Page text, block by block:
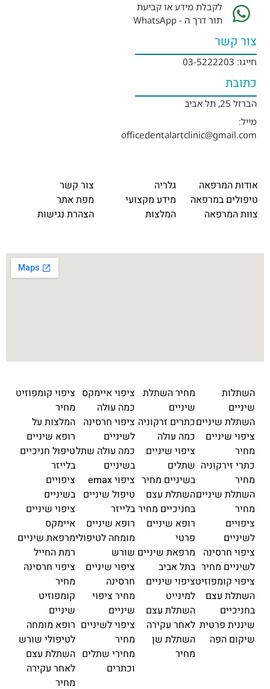
לקבלת מידע או קביעת
תור דרך ה - WhatsApp
צור קשר
חייגו: 03-5222203
כתובת
הברזל 25, תל אביב
מייל:
officedentalartclinic@gmail.com
אודות המרפאה
טיפולים במרפאה
צוות המרפאה
גלריה
מידע מקצועי
המלצות
צור קשר
מפת אתר
הצהרת נגישות
השתלות
שיניים
השתלת שיניים
ציפוי שיניים
מחיר
כתרי זירקוניה
מחיר
השתלת שיניים
מחיר
ציפויים
לשיניים
ציפוי חרסינה
לשיניים מחיר
ציפוי קומפוזיט
השתלת עצם
בחניכיים
שיננית פרטית
שיקום הפה
מחיר השתלת
שיניים
כתרים זרקוניה
כמה עולה
ציפוי שיניים
שתלים
בשיניים מחיר
השתלת עצם
בחניכיים מחיר
רופא שיניים
פרטי
מרפאת שיניים
בתל אביב
ציפוי שיניים
למינייט
השתלת עצם
לאחר עקירה
השתלת שן
מחיר
ציפוי איימקס
כמה עולה
ציפוי חרסינה
לשיניים
כמה עולה שתל
בשיניים
ציפוי emax
טיפול שיניים
בלייזר
רופא שיניים
מומחה לטיפולי
שורש
ציפוי שיניים
חרסינה
מחיר ציפוי
שיניים
ציפוי לשיניים
מחיר
מחירי שתלים
וכתרים
ציפוי קומפוזיט
מחיר
המלצות על
רופא שיניים
טיפול חניכיים
בלייזר
ציפויים
בשיניים
ציפוי שיניים
איימקס
מרפאת שיניים
רמת החייל
ציפוי חרסינה
מחיר
קומפוזיט
שיניים
רופא מומחה
לטיפולי שורש
השתלת עצם
לאחר עקירה
מחיר